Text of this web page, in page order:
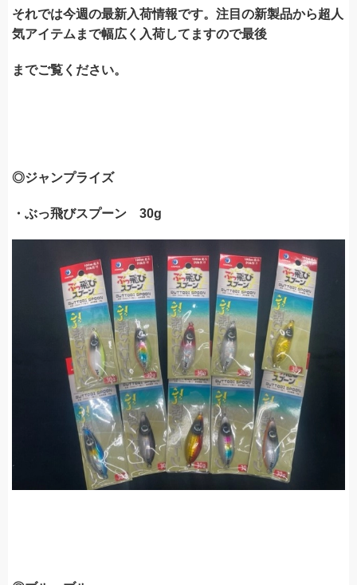
それでは今週の最新入荷情報です。注目の新製品から超人
気アイテムまで幅広く入荷してますので最後
までご覧ください。
◎ジャンプライズ
・ぶっ飛びスプーン 30g